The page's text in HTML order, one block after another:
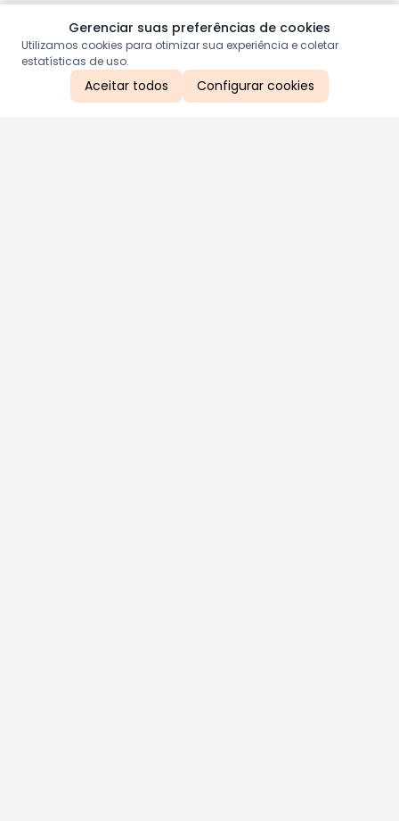
Gerenciar suas preferências de cookies
Utilizamos cookies para otimizar sua experiência e coletar
estatísticas de uso.
Aceitar todos Configurar cookies